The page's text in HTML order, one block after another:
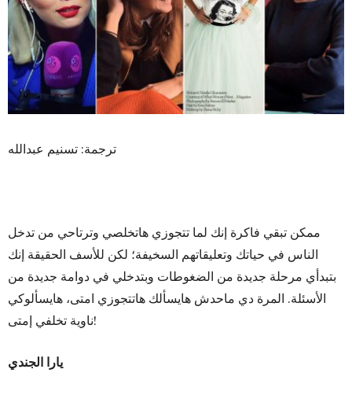
ترجمة: تسنيم عبدالله
ممكن تبقي فاكرة إنك لما تتجوزي هاتخلصي وترتاحي من تدخل
الناس في حياتك وتعليقاتهم السخيفة؛ لكن للأسف الحقيقة إنك
بتبدأي مرحلة جديدة من الضغوطات وبتدخلي في دوامة جديدة من
الأسئلة. المرة دي ماحدش هايسألك هاتتجوزي امتى، هايسألوكي
ناوية تخلفي إمتى!
يارا الجندي